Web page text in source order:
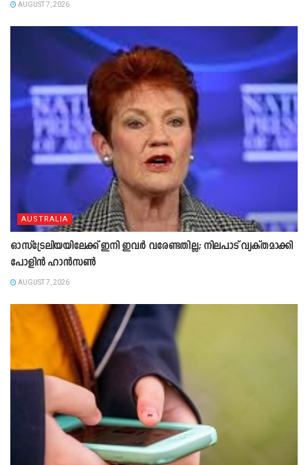
AUGUST 7, 2026
AUSTRALIA
ഓസ്‌ട്രേലിയയിലേക്ക് ഇനി ഇവർ വരേണ്ടതില്ല; നിലപാട് വ്യക്തമാക്കി
പോളിൻ ഹാൻസൺ
AUGUST 7, 2026